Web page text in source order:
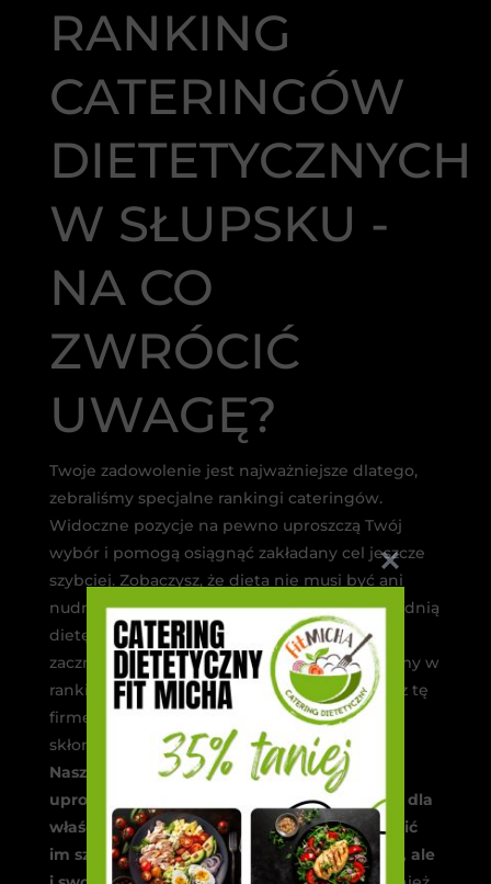
RANKING
CATERINGÓW
DIETETYCZNYCH
W SŁUPSKU -
NA CO
ZWRÓCIĆ
UWAGĘ?
Twoje zadowolenie jest najważniejsze dlatego,
zebraliśmy specjalne rankingi cateringów.
Widoczne pozycje na pewno uproszczą Twój
wybór i pomogą osiągnąć zakładany cel jeszcze
szybciej. Zobaczysz, że dieta nie musi być ani
nudna ani trudna! Kliknij na stronie odpowiednią
dietę i rozpocznij swoją przygodę z boxami i
zacznij się inaczej odżywiać. Poznaj nasze firmy w
rankingu cateringów dietetycznych i wybierz tę
firmę, która będzie dostosowana do Twoich
skłonności!
Nasz ranking z cateringami dietetycznymi
uproszcza wybór, ale również jest miejscem dla
właścicieli firm cateringowych, by udostępnić
im szybszy dostęp do możliwych odbiorców, ale